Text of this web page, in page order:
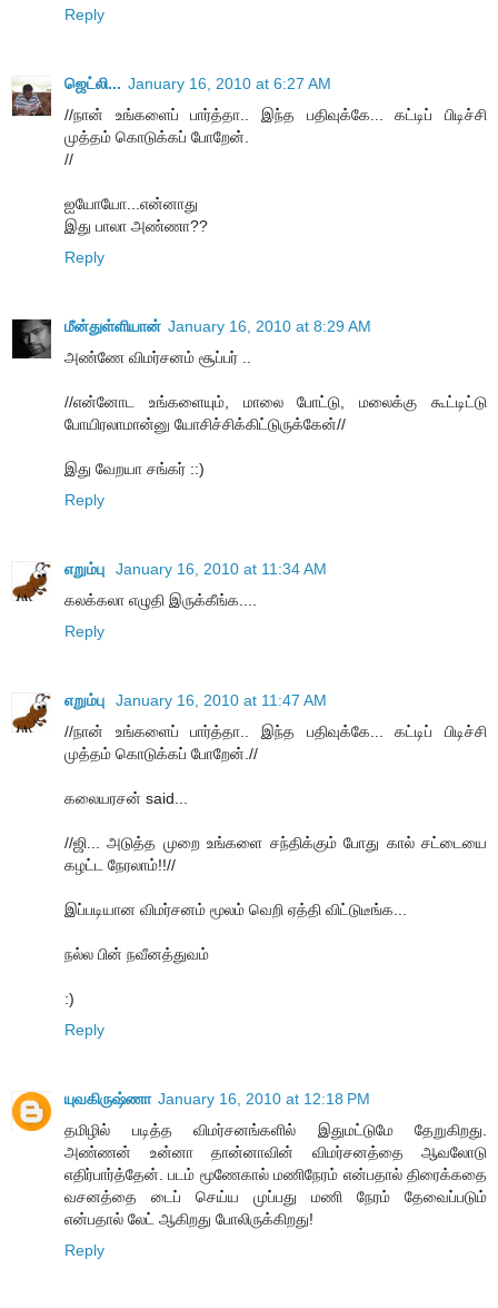
Reply
ஜெட்லி... January 16, 2010 at 6:27 AM
//நான் உங்களைப் பார்த்தா.. இந்த பதிவுக்கே... கட்டிப் பிடிச்சி
முத்தம் கொடுக்கப் போறேன்.
//
ஐயோயோ...என்னாது
இது பாலா அண்ணா??
Reply
மீன்துள்ளியான் January 16, 2010 at 8:29 AM
அண்ணே விமர்சனம் சூப்பர் ..
//என்னோட உங்களையும், மாலை போட்டு, மலைக்கு கூட்டிட்டு
போயிரலாமான்னு யோசிச்சிக்கிட்டுருக்கேன்//
இது வேறயா சங்கர் ::)
Reply
எறும்பு
January 16, 2010 at 11:34 AM
கலக்கலா எழுதி இருக்கீங்க....
Reply
எறும்பு
January 16, 2010 at 11:47 AM
//நான் உங்களைப் பார்த்தா.. இந்த பதிவுக்கே... கட்டிப் பிடிச்சி
முத்தம் கொடுக்கப் போறேன்.//
கலையரசன் said...
//ஜி... அடுத்த முறை உங்களை சந்திக்கும் போது கால் சட்டையை
கழட்ட நேரலாம்!!//
இப்படியான விமர்சனம் மூலம் வெறி ஏத்தி விட்டுடீங்க...
நல்ல பின் நவீனத்துவம்
:)
Reply
யுவகிருஷ்ணா January 16, 2010 at 12:18 PM
தமிழில் படித்த விமர்சனங்களில் இதுமட்டுமே தேறுகிறது.
அண்ணன் உன்னா தான்னாவின் விமர்சனத்தை ஆவலோடு
எதிர்பார்த்தேன். படம் மூணேகால் மணிநேரம் என்பதால் திரைக்கதை
வசனத்தை டைப் செய்ய முப்பது மணி நேரம் தேவைப்படும்
என்பதால் லேட் ஆகிறது போலிருக்கிறது!
Reply